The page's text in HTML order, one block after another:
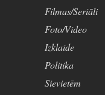
Filmas/Seriāli
Foto/Video
Izklaide
Politika
Sievietēm